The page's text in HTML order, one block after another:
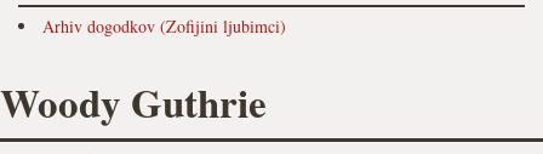
Arhiv dogodkov (Zofijini ljubimci)
Woody Guthrie